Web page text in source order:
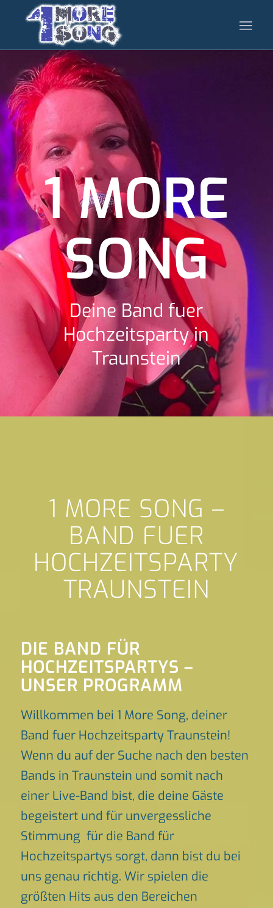
1 MORE
SONG
Deine Band fuer
Hochzeitsparty in
Traunstein
1 MORE SONG –
BAND FUER
HOCHZEITSPARTY
TRAUNSTEIN
DIE BAND FÜR
HOCHZEITSPARTYS –
UNSER PROGRAMM
Willkommen bei 1 More Song, deiner
Band fuer Hochzeitsparty Traunstein!
Wenn du auf der Suche nach den besten
Bands in Traunstein und somit nach
einer Live-Band bist, die deine Gäste
begeistert und für unvergessliche
Stimmung für die Band für
Hochzeitspartys sorgt, dann bist du bei
uns genau richtig. Wir spielen die
größten Hits aus den Bereichen